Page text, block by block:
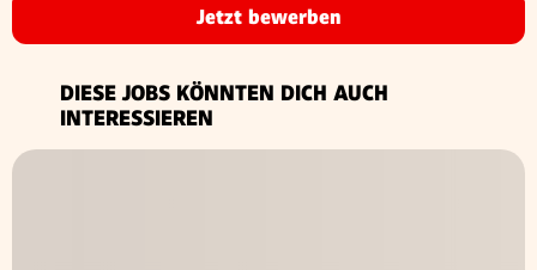
Jetzt bewerben
DIESE JOBS KÖNNTEN DICH AUCH
INTERESSIEREN